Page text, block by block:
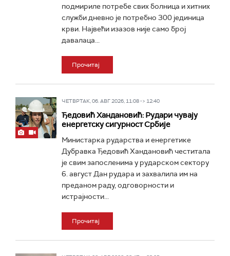
подмириле потребе свих болница и хитних
служби дневно је потребно 300 јединица
крви. Највећи изазов није само број
давалаца...
Прочитај
ЧЕТВРТАК, 06. АВГ 2026, 11:08 -> 12:40
Ђедовић Хандановић: Рудари чувају
енергетску сигурност Србије
Министарка рударства и енергетике
Дубравка Ђедовић Хандановић честитала
је свим запосленима у рударском сектору
6. август Дан рудара и захвалила им на
преданом раду, одговорности и
истрајности...
Прочитај